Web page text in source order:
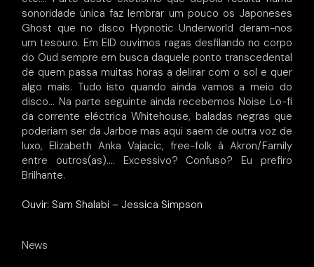
sonoridade única faz lembrar um pouco os Japoneses
Ghost que no disco Hypnotic Underworld deram-nos
um tesouro. Em EID ouvimos ragas desfilando no corpo
do Oud sempre em busca daquele ponto transcedental
de quem passa muitas horas a delirar com o sol e quer
algo mais. Tudo isto quando ainda vamos a meio do
disco… Na parte seguinte ainda recebemos Noise Lo-fi
da corrente eléctrica Whitehouse, baladas negras que
poderiam ser da Jarboe mas aqui saem de outra voz de
luxo, Elizabeth Anka Vajacic, free-folk à Akron/Family
entre outros(as)…. Excessivo? Confuso? Eu prefiro
Brilhante.
Ouvir: Sam Shalabi – Jessica Simpson
News